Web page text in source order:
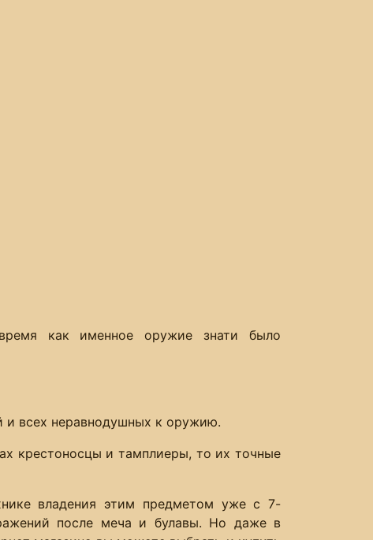
как именное оружие знати было
и всех неравнодушных к оружию.
крестоносцы и тамплиеры, то их точные
владения этим предметом уже с 7-
после меча и булавы. Но даже в